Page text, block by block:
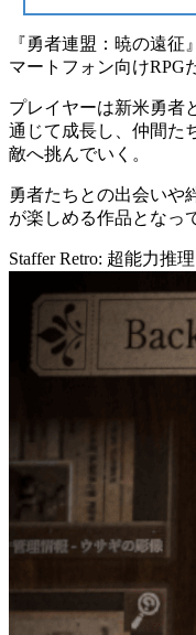
『勇者連盟：暁の遠征
マートフォン向けRPG
プレイヤーは新米勇者
通じて成長し、仲間た
敵へ挑んでいく。
勇者たちとの出会いや
が楽しめる作品となっ
Staffer Retro: 超能力推